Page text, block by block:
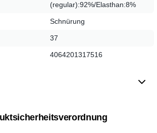
(regular):92%/Elasthan:8%
Schnürung
37
4064201317516